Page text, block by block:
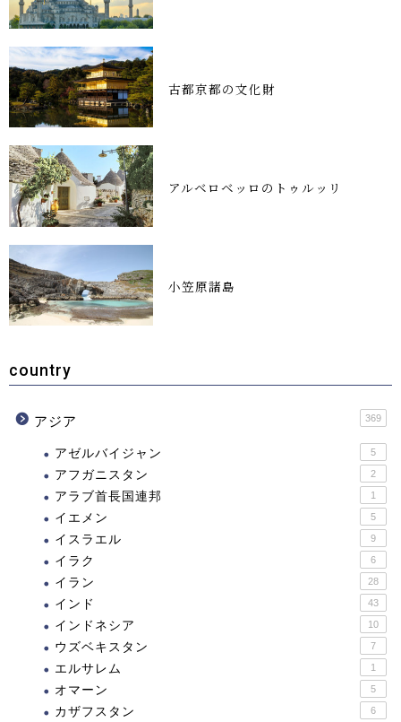
古都京都の文化財
アルベロベッロのトゥルッリ
小笠原諸島
country
アジア 369
アゼルバイジャン 5
アフガニスタン 2
アラブ首長国連邦 1
イエメン 5
イスラエル 9
イラク 6
イラン 28
インド 43
インドネシア 10
ウズベキスタン 7
エルサレム 1
オマーン 5
カザフスタン 6